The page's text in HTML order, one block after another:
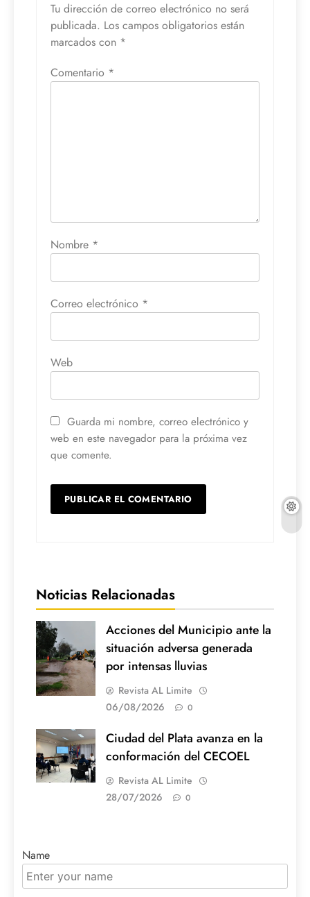
Tu dirección de correo electrónico no será
publicada. Los campos obligatorios están
marcados con *
Comentario *
Nombre *
Correo electrónico *
Web
Guarda mi nombre, correo electrónico y
web en este navegador para la próxima vez
que comente.
Noticias Relacionadas
Acciones del Municipio ante la
situación adversa generada
por intensas lluvias
Revista AL Limite
06/08/2026
0
Ciudad del Plata avanza en la
conformación del CECOEL
Revista AL Limite
28/07/2026
0
Name